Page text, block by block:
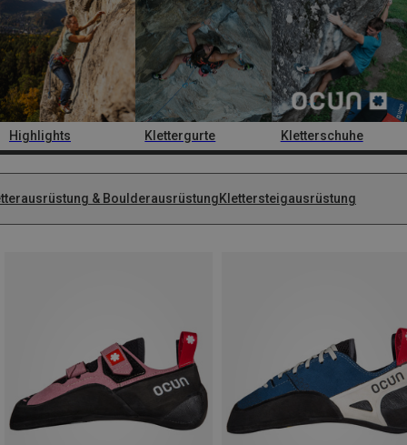
Highlights Klettergurte Kletterschuhe
& BoulderausrüstungKlettersteigausrüstung